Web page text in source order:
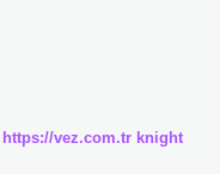
https://vez.com.tr knight